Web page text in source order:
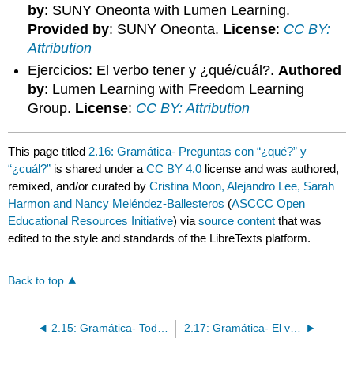
by: SUNY Oneonta with Lumen Learning.
Provided by: SUNY Oneonta. License: CC BY:
Attribution
Ejercicios: El verbo tener y ¿qué/cuál?.Authored
by: Lumen Learning with Freedom Learning
Group. License: CC BY: Attribution
This page titled 2.16: Gramática- Preguntas con “¿qué?” y
“¿cuál?” is shared under aCC BY 4.0 license and was authored,
remixed, and/or curated byCristina Moon, Alejandro Lee, Sarah
Harmon and Nancy Meléndez-Ballesteros (ASCCC Open
Educational Resources Initiative) viasource content that was
edited to the style and standards of the LibreTexts platform.
Back to top
2.17: Gramática- El verbo estar + preposiciones / ¿Dónde?